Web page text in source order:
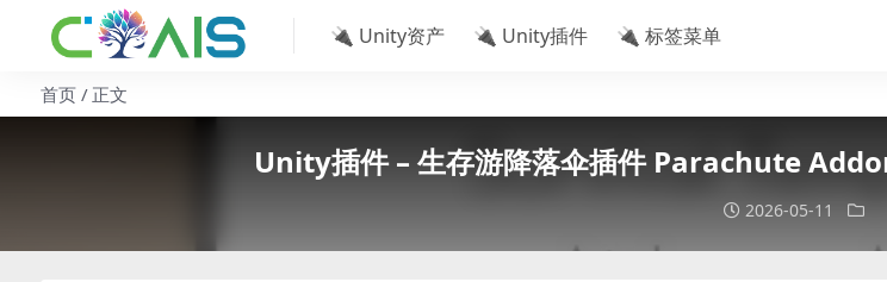
🔌 Unity资产 🔌 Unity插件 🔌 标签菜单
首页 正文
Unity插件 – 生存游降落伞插件 Parachute
2026-05-11